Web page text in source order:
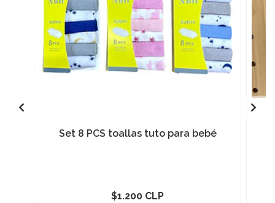
Set 8 PCS toallas tuto para bebé
$1.200 CLP